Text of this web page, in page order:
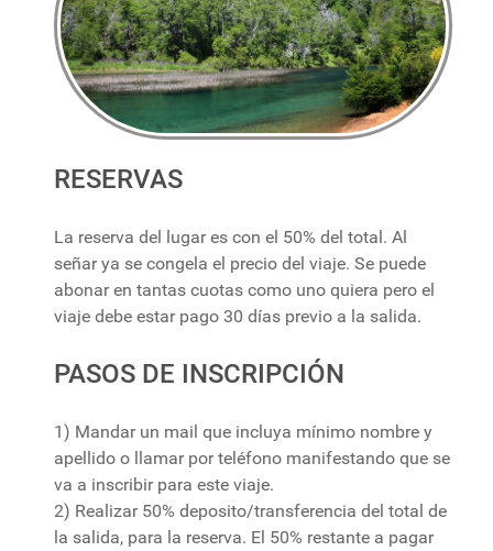
RESERVAS
La reserva del lugar es con el 50% del total. Al
señar ya se congela el precio del viaje. Se puede
abonar en tantas cuotas como uno quiera pero el
viaje debe estar pago 30 días previo a la salida.
PASOS DE INSCRIPCIÓN
1) Mandar un mail que incluya mínimo nombre y
apellido o llamar por teléfono manifestando que se
va a inscribir para este viaje.
2) Realizar 50% deposito/transferencia del total de
la salida, para la reserva. El 50% restante a pagar